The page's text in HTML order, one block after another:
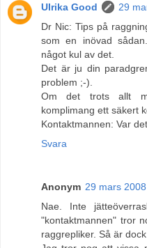
Ulrika Good
29
Dr Nic: Tips på
som en inövad
något kul av det.
Det är ju din
problem ;-).
Om det trots allt
komplimang ett säkert
Kontaktmannen: Var
Svara
Anonym 29 mars
Nae. Inte
"kontaktmannen" tror
raggrepliker. Så är